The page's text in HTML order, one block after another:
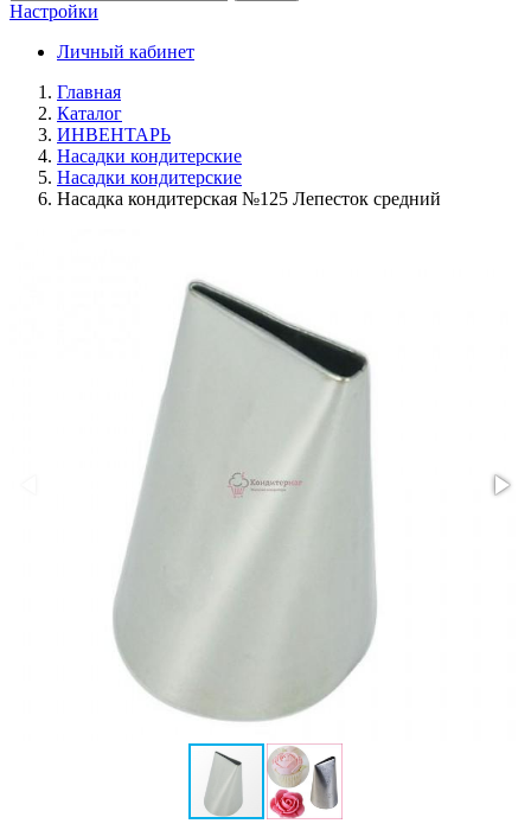
Настройки
Личный кабинет
Главная
Каталог
ИНВЕНТАРЬ
Насадки кондитерские
Насадки кондитерские
Насадка кондитерская №125 Лепесток средний